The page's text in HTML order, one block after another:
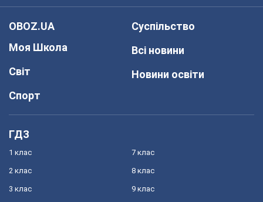
OBOZ.UA
Моя Школа
Світ
Спорт
Суспільство
Всі новини
Новини освіти
ГДЗ
1 клас
2 клас
3 клас
7 клас
8 клас
9 клас